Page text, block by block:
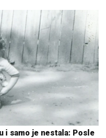
i samo je nestala: Posle